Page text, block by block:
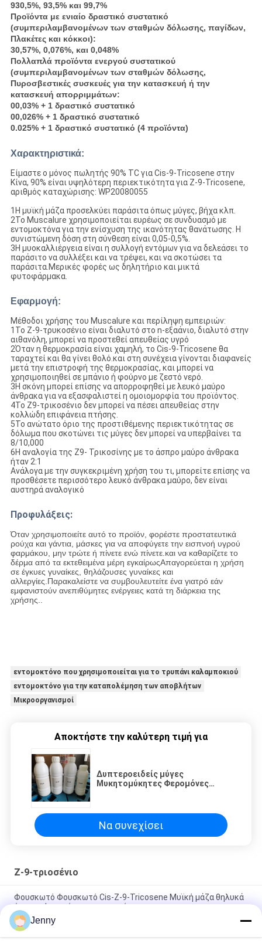
930,5%, 93,5% και 99,7%
Προϊόντα με ενιαίο δραστικό συστατικό
(συμπεριλαμβανομένων των σταθμών δόλωσης, παγίδων,
Πλακέτες και κόκκοι):
30,57%, 0,076%, και 0,048%
Πολλαπλά προϊόντα ενεργού συστατικού
(συμπεριλαμβανομένων των σταθμών δόλωσης,
Πυροσβεστικές συσκευές για την κατασκευή ή την
κατασκευή απορριμμάτων:
00,03% + 1 δραστικό συστατικό
00,026% + 1 δραστικό συστατικό
0.025% + 1 δραστικό συστατικό (4 προϊόντα)
Χαρακτηριστικά:
Είμαστε ο μόνος πωλητής 90% TC για Cis-9-Tricosene στην
Κίνα, 90% είναι υψηλότερη περιεκτικότητα για Z-9-Tricosene,
αριθμός καταχώρισης: WP20080055
1Η μυϊκή μάζα προσελκύει παράσιτα όπως μύγες, βήχα κλπ.
2Το Muscalure χρησιμοποιείται ευρέως σε συνδυασμό με
εντομοκτόνα για την ενίσχυση της ικανότητας θανάτωσης. Η
συνιστώμενη δόση στη σύνθεση είναι 0,05-0,5%.
3Η μυοκαλλιέργεια είναι η συλλογή εντόμων για να δελεάσει το
παράσιτο να συλλέξει και να τρέψει, και να σκοτώσει τα
παράσιτα.Μερικές φορές ως δηλητήριο και μικτά
φυτοφάρμακα.
Εφαρμογή:
Μέθοδοι χρήσης του Muscalure και περίληψη εμπειριών:
1Το Z-9-τρυκοσένιο είναι διαλυτό στο n-εξαάνιο, διαλυτό στην
αιθανόλη, μπορεί να προστεθεί απευθείας υγρό
2Όταν η θερμοκρασία είναι χαμηλή, το Cis-9-Tricosene θα
ταραχτεί και θα γίνει θολό.και στη συνέχεια γίνονται διαφανείς
μετά την επιστροφή της θερμοκρασίας, και μπορεί να
χρησιμοποιηθεί σε μπάνιο ή φούρνο με ζεστό νερό.
3Η σκόνη μπορεί επίσης να απορροφηθεί με λευκό μαύρο
άνθρακα για να εξασφαλιστεί η ομοιομορφία του προϊόντος.
4Το Z9-τρικοσένιο δεν μπορεί να πέσει απευθείας στην
κολλώδη επιφάνεια πτήσης.
5Το ανώτατο όριο της προστιθέμενης περιεκτικότητας σε
δόλωμα που σκοτώνει τις μύγες δεν μπορεί να υπερβαίνει τα
8/10,000
6Η αναλογία της Z9- Τρικοσίνης με το άσπρο μαύρο άνθρακα
ήταν 2:1
Ανάλογα με την συγκεκριμένη χρήση του τι, μπορείτε επίσης να
προσθέσετε περισσότερο λευκό άνθρακα μαύρο, δεν είναι
αυστηρά αναλογικό
Προφυλάξεις:
Όταν χρησιμοποιείτε αυτό το προϊόν, φορέστε προστατευτικά
ρούχα και γάντια, μάσκες για να αποφύγετε την εισπνοή υγρού
φαρμάκου, μην τρώτε ή πίνετε ενώ πίνετε.και να καθαρίζετε το
δέρμα από τα εκτεθειμένα μέρη εγκαίρωςΑπαγορεύεται η χρήση
σε έγκυες γυναίκες, θηλάζουσες γυναίκες και
αλλεργίες.Παρακαλείστε να συμβουλευτείτε ένα γιατρό εάν
εμφανιστούν ανεπιθύμητες ενέργειες κατά τη διάρκεια της
χρήσης..
εντομοκτόνο που χρησιμοποιείται για το τρυπάνι καλαμποκιού
εντομοκτόνο για την καταπολέμηση των αποβλήτων
Μικροοργανισμοί
Αποκτήστε την καλύτερη τιμή για
Δυπτεροειδείς μύγες
Μυκητομύκητες Φερομόνες
Να συνεχίσει
Ζ-9-τριοσένιο
Φουσκωτό Φουσκωτό Cis-Z-9-Tricosene Μυϊκή μάζα θηλυκά
έντομα Φερομόνες εντομοκτόνο
Δυπτεροειδείς μύγες Μυκητομύκητες Φερομόνες
Πεστικοκτόνα Μικροειδείς Μυκητομύκητες ΤC παγίδα
Jenny